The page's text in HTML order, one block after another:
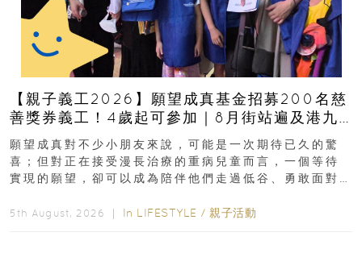
【親子義工2026】願望成真基金招募200名慈
善獎券義工！4歲起可參加｜8月街站遍及港九
新界
願望成真對不少小朋友來說，可能是一次期待已久的驚
喜；但對正在接受漫長治療的重病兒童而言，一個等待
實現的願望，卻可以成為陪伴他們走過低谷、勇敢面對
5th August, 2026 ｜ In LIFESTYLE / 親子活動